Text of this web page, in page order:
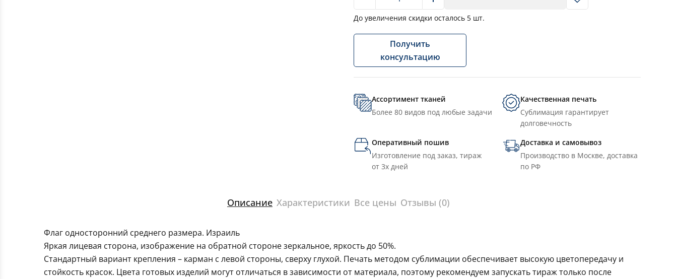
До увеличения скидки осталось 5 шт.
Получить
консультацию
Ассортимент тканей
Более 80 видов под любые задачи
Качественная печать
Сублимация гарантирует
долговечность
Оперативный пошив
Изготовление под заказ, тираж
от 3х дней
Доставка и самовывоз
Производство в Москве, доставка
по РФ
Описание Характеристики Все цены Отзывы (0)
Флаг односторонний среднего размера. Израиль
Яркая лицевая сторона, изображение на обратной стороне зеркальное, яркость до 50%.
Стандартный вариант крепления – карман с левой стороны, сверху глухой. Печать методом сублимации обеспечивает высокую цветопередачу и
стойкость красок. Цвета готовых изделий могут отличаться в зависимости от материала, поэтому рекомендуем запускать тираж только после